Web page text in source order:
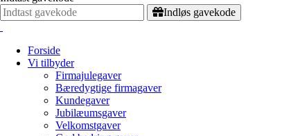
Indløs gavekode
Forside
Vi tilbyder
Firmajulegaver
Bæredygtige firmagaver
Kundegaver
Jubilæumsgaver
Velkomstgaver